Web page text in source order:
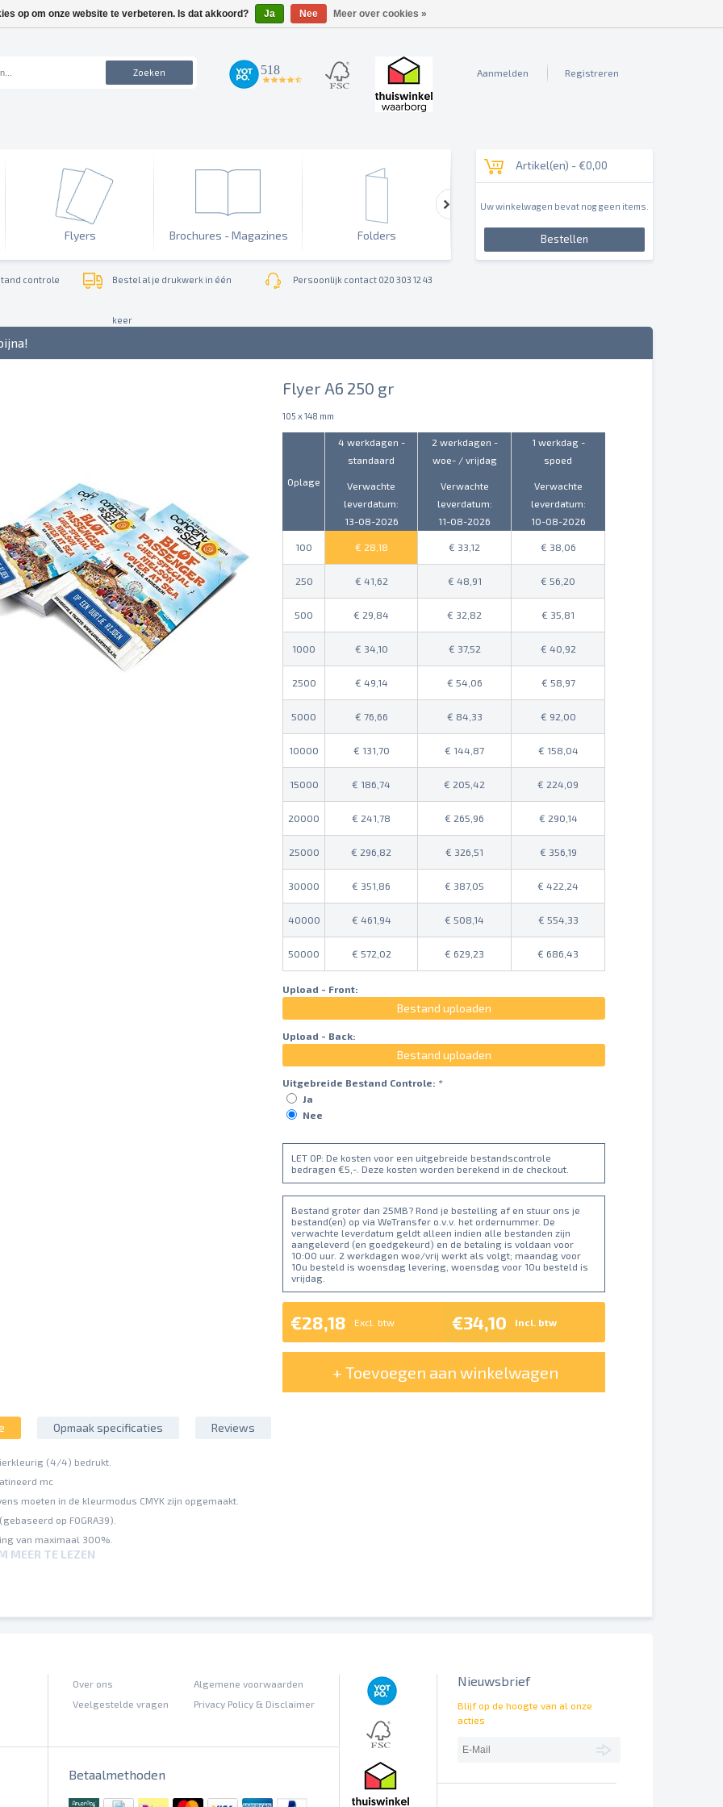
Zoeken 518 Aanmelden Registreren
Flyers Brochures - Magazines Folders Outdoor & Sign
Artikel(en) -€0,00
Uw winkelwagen bevat nog geen items.
Bestellen
controle Bestel al je drukwerk in één
keer
Persoonlijk contact 020 303 12 43
Flyer A6 250 gr
105 x 148 mm
Oplage
4 werkdagen -
standaard
Verwachte
leverdatum:
13-08-2026
2 werkdagen -
woe- / vrijdag
Verwachte
leverdatum:
11-08-2026
1 werkdag -
spoed
Verwachte
leverdatum:
10-08-2026
100 28,18 33,12 38,06
250 41,62 48,91 56,20
500 29,84 32,82 35,81
1000 34,10 37,52 40,92
2500 49,14 54,06 58,97
5000 76,66 84,33 92,00
10000 131,70 144,87 158,04
15000 186,74 205,42 224,09
20000 241,78 265,96 290,14
25000 296,82 326,51 356,19
30000 351,86 387,05 422,24
40000 461,94 508,14 554,33
50000 572,02 629,23 686,43
Upload - Front:
Bestand uploaden
Upload - Back:
Bestand uploaden
Uitgebreide Bestand Controle: *
Ja
Nee
LET OP: De kosten voor een uitgebreide bestandscontrole
bedragen €5,-. Deze kosten worden berekend in de checkout.
Bestand groter dan 25MB? Rond je bestelling af en stuur ons je
bestand(en) op via WeTransfer o.v.v. het ordernummer. De
verwachte leverdatum geldt alleen indien alle bestanden zijn
aangeleverd (en goedgekeurd) en de betaling is voldaan voor
10:00 uur. 2 werkdagen woe/vrij werkt als volgt; maandag voor
10u besteld is woensdag levering, woensdag voor 10u besteld is
vrijdag.
€28,18 Excl. btw €34,10 Incl. btw
+ Toevoegen aan winkelwagen
Opmaak specificaties Reviews
(4/4) bedrukt.
mc
moeten in de kleurmodus CMYK zijn opgemaakt.
op FOGRA39).
van maximaal 300%.
papiersoorten (offset-, digitaaldrukpapier) kunnen gelijke kleurwaarden verschillend worden weergegeven.
hun posities worden niet gecontroleerd
MEER TE LEZEN
Over ons
Algemene voorwaarden
Veelgestelde vragen
Privacy Policy & Disclaimer
Betaalmethoden
Nieuwsbrief
Blijf op de hoogte van al onze
acties
op om onze website te verbeteren. Is dat akkoord? Ja Nee Meer over cookies »